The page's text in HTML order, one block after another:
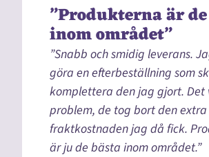
”Produkterna är
inom området”
”Snabb och smidig leverans.
göra en efterbeställning som
komplettera den jag gjort. Det
problem, de tog bort den extra
fraktkostnaden jag då fick.
är ju de bästa inom området.”